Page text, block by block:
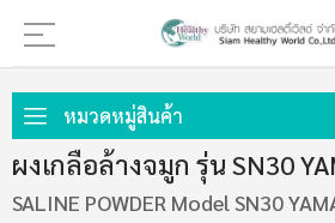
ไป
ที่
เนื้อหา
หมวดหมู่สินค้า
ผงเกลือล้างจมูก รุ่น SN30
SALINE POWDER Model SN30